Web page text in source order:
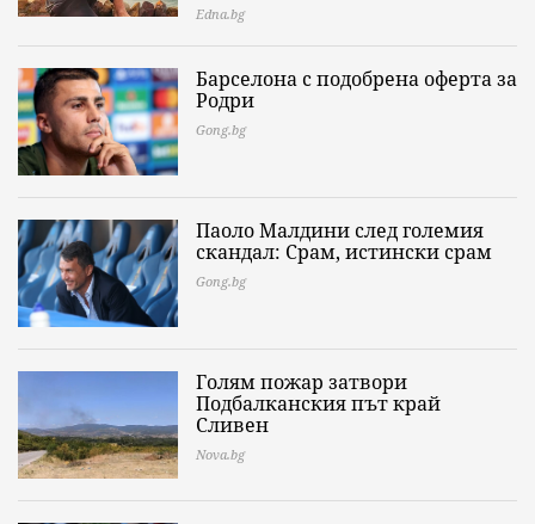
Edna.bg
Барселона с подобрена оферта за
Родри
Gong.bg
Паоло Малдини след големия
скандал: Срам, истински срам
Gong.bg
Голям пожар затвори
Подбалканския път край
Сливен
Nova.bg